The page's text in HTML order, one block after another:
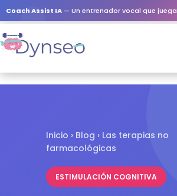
Coach Assist IA — Un entrenador vocal que juega con tus seres queridos
Inicio › Blog › Las terapias no
farmacológicas
ESTIMULACIÓN COGNITIVA